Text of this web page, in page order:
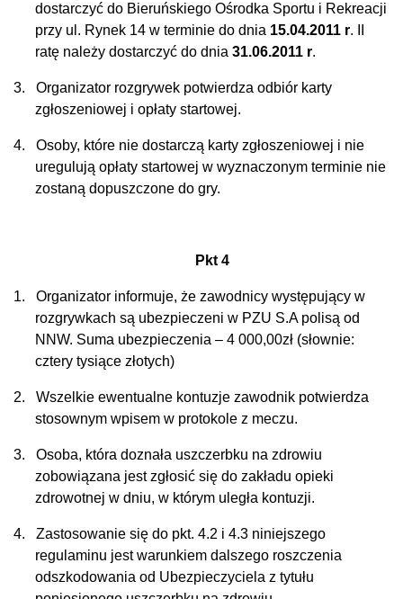
dostarczyć do Bieruńskiego Ośrodka Sportu i Rekreacji
przy ul. Rynek 14 w terminie do dnia 15.04.2011 r. II
ratę należy dostarczyć do dnia 31.06.2011 r.
3.
Organizator rozgrywek potwierdza odbiór karty
zgłoszeniowej i opłaty startowej.
4.
Osoby, które nie dostarczą karty zgłoszeniowej i nie
uregulują opłaty startowej w wyznaczonym terminie nie
zostaną dopuszczone do gry.
Pkt 4
1.
Organizator informuje, że zawodnicy występujący w
rozgrywkach są ubezpieczeni w PZU S.A polisą od
NNW. Suma ubezpieczenia – 4 000,00zł (słownie:
cztery tysiące złotych)
2.
Wszelkie ewentualne kontuzje zawodnik potwierdza
stosownym wpisem w protokole z meczu.
3.
Osoba, która doznała uszczerbku na zdrowiu
zobowiązana jest zgłosić się do zakładu opieki
zdrowotnej w dniu, w którym uległa kontuzji.
4.
Zastosowanie się do pkt. 4.2 i 4.3 niniejszego
regulaminu jest warunkiem dalszego roszczenia
odszkodowania od Ubezpieczyciela z tytułu